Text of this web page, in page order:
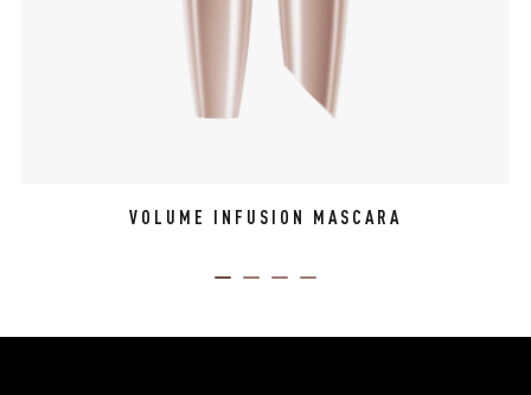
VOLUME INFUSION MASCARA